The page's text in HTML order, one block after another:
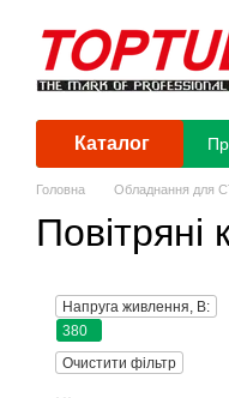
Каталог
Головна Обладнання для
Напруга живлення, В:
380
Очистити фільтр